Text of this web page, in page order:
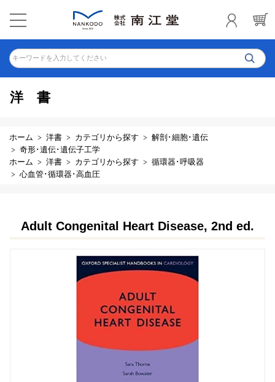
キーワードを入力してください
洋書
ホーム 洋書 カテゴリから探す
解剖･細胞･遺伝
奇形･遺伝･遺伝子工学
ホーム
洋書 カテゴリから探す
循環器･呼吸器
心血管･循環器･高血圧
Adult Congenital Heart Disease, 2nd ed.